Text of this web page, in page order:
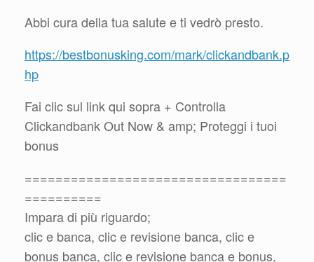
Abbi cura della tua salute e ti vedrò presto.
https://bestbonusking.com/mark/clickandbank.p
hp
Fai clic sul link qui sopra + Controlla
Clickandbank Out Now & amp; Proteggi i tuoi
bonus
==================================
==========
Impara di più riguardo;
clic e banca, clic e revisione banca, clic e
bonus banca, clic e revisione banca e bonus,